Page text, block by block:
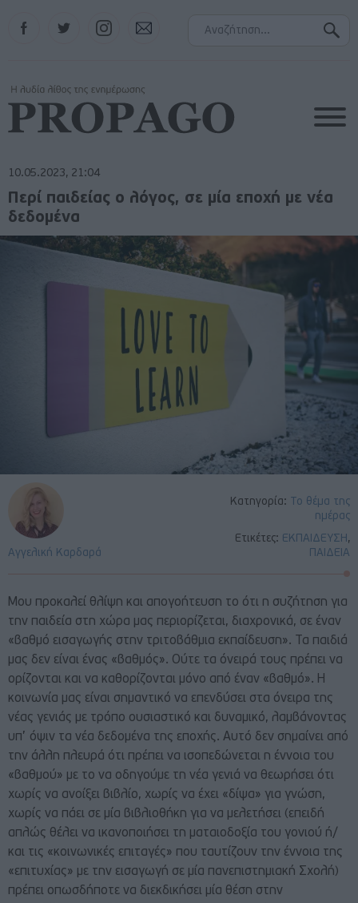
Instagram
10.05.2023, 21:04
Κατηγορία: Το θέμα της
ημέρας
Ετικέτες: ΕΚΠΑΙΔΕΥΣΗ,
ΠΑΙΔΕΙΑ
Αγγελική Καρδαρά
Περί παιδείας ο λόγος, σε μία εποχή με νέα
δεδομένα
Μου προκαλεί θλίψη και απογοήτευση το ότι η συζήτηση για
την παιδεία στη χώρα μας περιορίζεται, διαχρονικά, σε έναν
«βαθμό εισαγωγής στην τριτοβάθμια εκπαίδευση». Τα παιδιά
μας δεν είναι ένας «βαθμός». Ούτε τα όνειρά τους πρέπει να
ορίζονται και να καθορίζονται μόνο από έναν «βαθμό». Η
κοινωνία μας είναι σημαντικό να επενδύσει στα όνειρα της
νέας γενιάς με τρόπο ουσιαστικό και δυναμικό, λαμβάνοντας
υπ’ όψιν τα νέα δεδομένα της εποχής. Αυτό δεν σημαίνει από
την άλλη πλευρά ότι πρέπει να ισοπεδώνεται η έννοια του
«βαθμού» με το να οδηγούμε τη νέα γενιά να θεωρήσει ότι
χωρίς να ανοίξει βιβλίο, χωρίς να έχει «δίψα» για γνώση,
χωρίς να πάει σε μία βιβλιοθήκη για να μελετήσει (επειδή
απλώς θέλει να ικανοποιήσει τη ματαιοδοξία του γονιού ή/
και τις «κοινωνικές επιταγές» που ταυτίζουν την έννοια της
«επιτυχίας» με την εισαγωγή σε μία πανεπιστημιακή Σχολή)
πρέπει οπωσδήποτε να διεκδικήσει μία θέση στην